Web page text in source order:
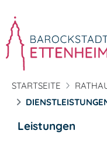
STARTSEITE
Leistungen